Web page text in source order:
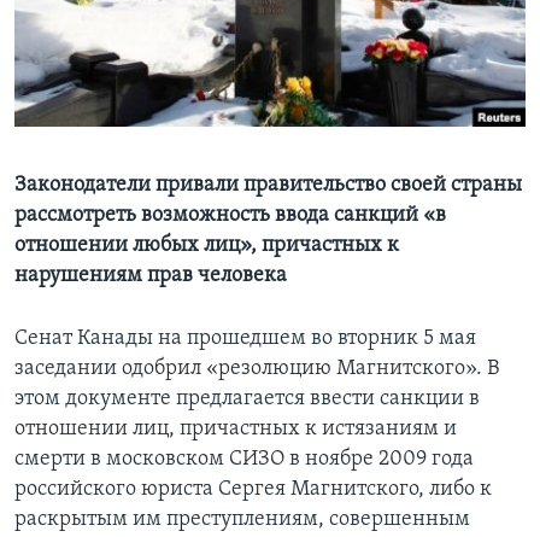
Learning English
СОЦИАЛЬНЫЕ СЕТИ
Языки
Законодатели привали правительство своей страны
рассмотреть возможность ввода санкций «в
отношении любых лиц», причастных к
нарушениям прав человека
Сенат Канады на прошедшем во вторник 5 мая
заседании одобрил «резолюцию Магнитского». В
этом документе предлагается ввести санкции в
отношении лиц, причастных к истязаниям и
смерти в московском СИЗО в ноябре 2009 года
российского юриста Сергея Магнитского, либо к
раскрытым им преступлениям, совершенным